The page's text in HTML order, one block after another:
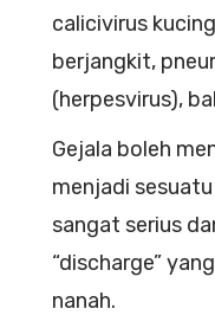
calicivirus
berjangkit,
(herpesvirus),
Gejala boleh
menjadi
sangat serius
“discharge”
nanah.